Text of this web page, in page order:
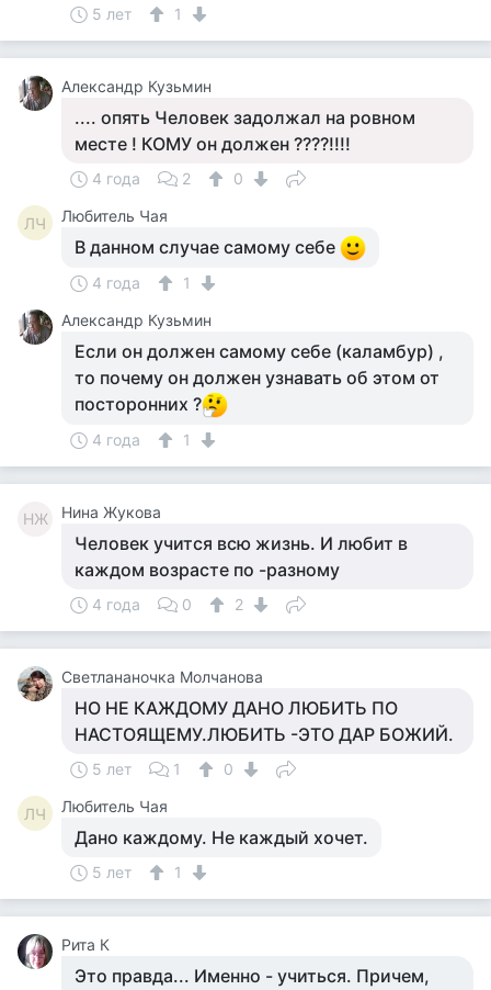
5 лет 1
Aлександр Кузьмин
.... опять Человек задолжал на ровном
месте ! КОМУ он должен ????!!!!
4 года 2 0
ЛЧ Любитель Чая
В данном случае самому себе
4 года
1
Aлександр Кузьмин
Если он должен самому себе (каламбур) ,
то почему он должен узнавать об этом от
посторонних ?
4 года 1
НЖ Нина Жукова
Человек учится всю жизнь. И любит в
каждом возрасте по -разному
4 года 0 2
Светлананочка Молчанова
НО НЕ КАЖДОМУ ДАНО ЛЮБИТЬ ПО
НАСТОЯЩЕМУ.ЛЮБИТЬ -ЭТО ДАР БОЖИЙ.
5 лет 1 0
ЛЧ Любитель Чая
Дано каждому. Не каждый хочет.
5 лет 1
Рита К
Это правда... Именно - учиться. Причем,